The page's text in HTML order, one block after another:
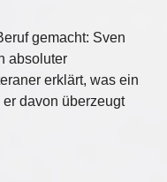
gemacht: Sven
absoluter
erklärt, was ein
davon überzeugt